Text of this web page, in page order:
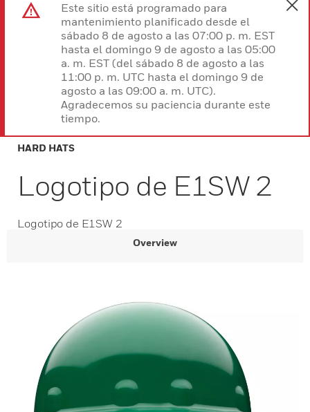
Este sitio está programado para
mantenimiento planificado desde el
sábado 8 de agosto a las 07:00 p. m. EST
hasta el domingo 9 de agosto a las 05:00
a. m. EST (del sábado 8 de agosto a las
11:00 p. m. UTC hasta el domingo 9 de
agosto a las 09:00 a. m. UTC).
Agradecemos su paciencia durante este
tiempo.
HARD HATS
Logotipo de E1SW 2
Logotipo de E1SW 2
Overview